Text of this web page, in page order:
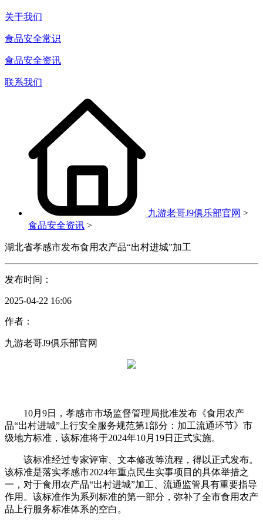
关于我们
食品安全常识
食品安全资讯
联系我们
九游老哥J9俱乐部官网 >
食品安全资讯 >
湖北省孝感市发布食用农产品“出村进城”加工
发布时间：
2025-04-22 16:06
作者：
九游老哥J9俱乐部官网
10月9日，孝感市市场监督管理局批准发布《食用农产
品“出村进城”上行安全服务规范第1部分：加工流通环节》市
级地方标准，该标准将于2024年10月19日正式实施。
该标准经过专家评审、文本修改等流程，得以正式发布。
该标准是落实孝感市2024年重点民生实事项目的具体举措之
一，对于食用农产品“出村进城”加工、流通监管具有重要指导
作用。该标准作为系列标准的第一部分，弥补了全市食用农产
品上行服务标准体系的空白。